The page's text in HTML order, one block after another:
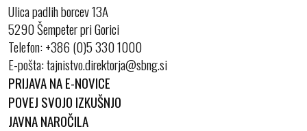
Ulica padlih borcev 13A
5290 Šempeter pri Gorici
Telefon:+386 (0)5 330 1000
E-pošta:
PRIJAVA NA E-NOVICE
POVEJ SVOJO IZKUŠNJO
JAVNA NAROČILA